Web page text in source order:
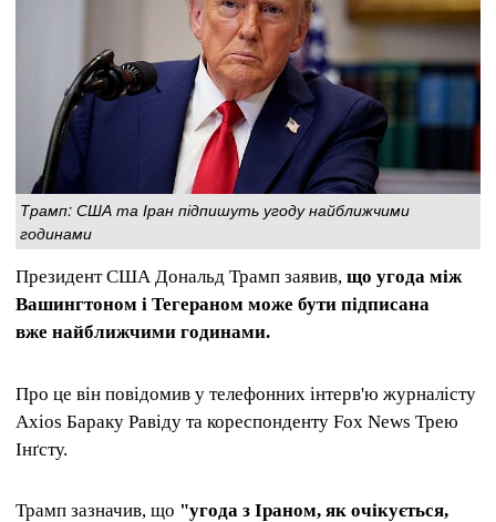
Трамп: США та Іран підпишуть угоду найближчими
годинами
Президент США Дональд Трамп заявив, що угода між
Вашингтоном і Тегераном може бути підписана
вже найближчими годинами.
Про це він повідомив у телефонних інтерв'ю журналісту
Axios Бараку Равіду та кореспонденту Fox News Трею
Інґсту.
Трамп зазначив, що "угода з Іраном, як очікується,